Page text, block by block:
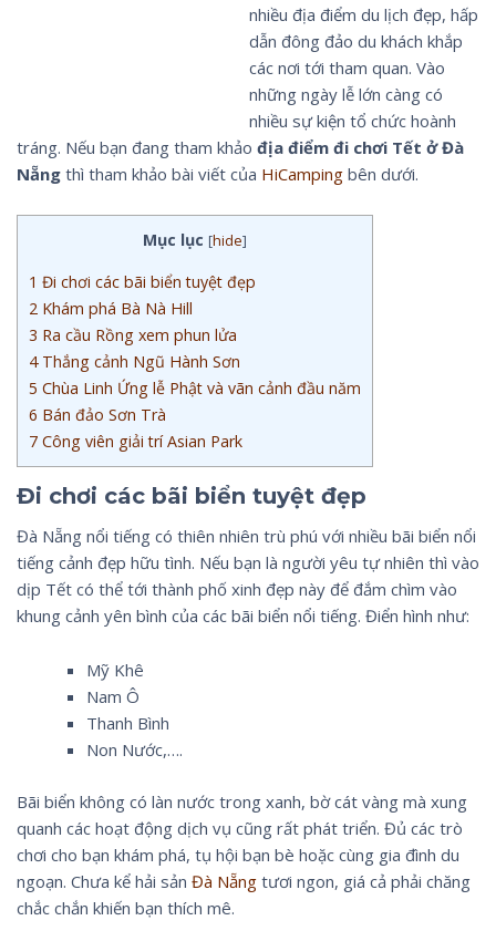
nhiều địa điểm du lịch đẹp, hấp
dẫn đông đảo du khách khắp
các nơi tới tham quan. Vào
những ngày lễ lớn càng có
nhiều sự kiện tổ chức hoành
tráng. Nếu bạn đang tham khảo địa điểm đi chơi Tết ở Đà
Nẵng thì tham khảo bài viết của HiCamping bên dưới.
Mục lục [hide]
1 Đi chơi các bãi biển tuyệt đẹp
2 Khám phá Bà Nà Hill
3 Ra cầu Rồng xem phun lửa
4Thắng cảnh Ngũ Hành Sơn
5 Chùa Linh Ứng lễ Phật và vãn cảnh đầu năm
6 Bán đảo Sơn Trà
7 Công viên giải trí Asian Park
Đi chơi các bãi biển tuyệt đẹp
Đà Nẵng nổi tiếng có thiên nhiên trù phú với nhiều bãi biển nổi
tiếng cảnh đẹp hữu tình. Nếu bạn là người yêu tự nhiên thì vào
dịp Tết có thể tới thành phố xinh đẹp này để đắm chìm vào
khung cảnh yên bình của các bãi biển nổi tiếng. Điển hình như:
Mỹ Khê
Nam Ô
Thanh Bình
Non Nước,….
Bãi biển không có làn nước trong xanh, bờ cát vàng mà xung
quanh các hoạt động dịch vụ cũng rất phát triển. Đủ các trò
chơi cho bạn khám phá, tụ hội bạn bè hoặc cùng gia đình du
ngoạn. Chưa kể hải sản Đà Nẵng tươi ngon, giá cả phải chăng
chắc chắn khiến bạn thích mê.